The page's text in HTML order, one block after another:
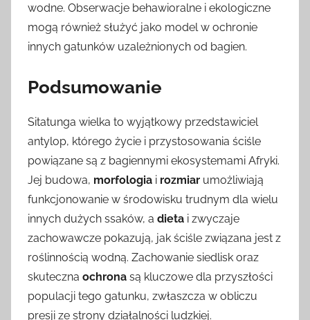
wodne. Obserwacje behawioralne i ekologiczne
mogą również służyć jako model w ochronie
innych gatunków uzależnionych od bagien.
Podsumowanie
Sitatunga wielka to wyjątkowy przedstawiciel
antylop, którego życie i przystosowania ściśle
powiązane są z bagiennymi ekosystemami Afryki.
Jej budowa, morfologia i rozmiar umożliwiają
funkcjonowanie w środowisku trudnym dla wielu
innych dużych ssaków, a dieta i zwyczaje
zachowawcze pokazują, jak ściśle związana jest z
roślinnością wodną. Zachowanie siedlisk oraz
skuteczna ochrona są kluczowe dla przyszłości
populacji tego gatunku, zwłaszcza w obliczu
presji ze strony działalności ludzkiej.